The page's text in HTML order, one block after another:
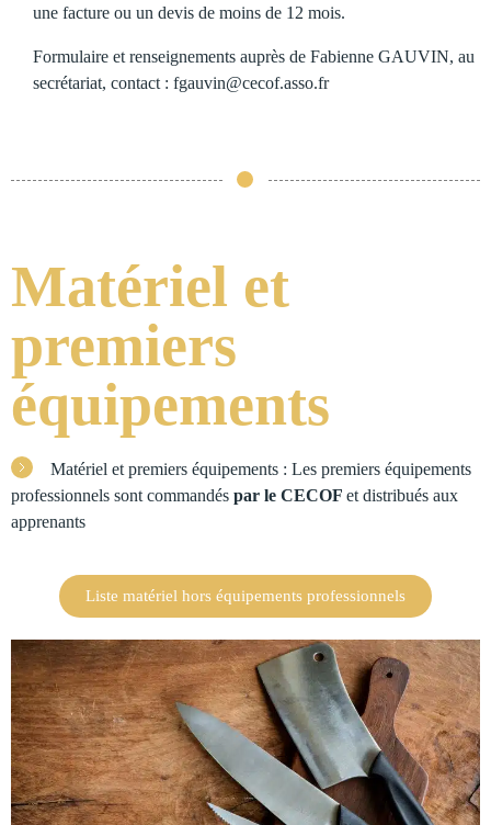
une facture ou un devis de moins de 12 mois.
Formulaire et renseignements auprès de Fabienne GAUVIN, au
secrétariat, contact : fgauvin@cecof.asso.fr
Matériel et
premiers
équipements
Matériel et premiers équipements : Les premiers équipements
professionnels sont commandés par le CECOF et distribués aux
apprenants
Liste matériel hors équipements professionnels